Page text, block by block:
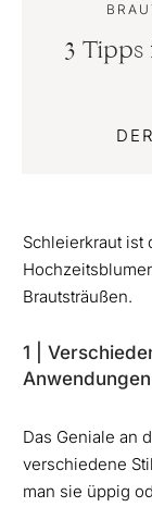
3
Schleierkraut ist
Brautsträußen.
1 |
Anwendungen
Das Geniale an
verschiedene
man sie üppig